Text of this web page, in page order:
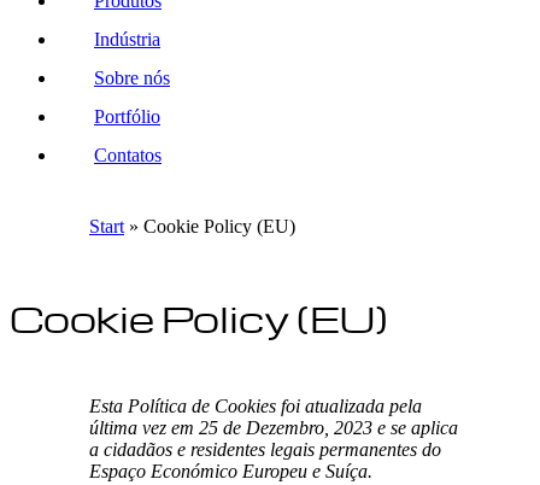
Indústria
Sobre nós
Portfólio
Contatos
Start » Cookie Policy (EU)
Cookie Policy (EU)
Esta Política de Cookies foi atualizada pela
última vez em 25 de Dezembro, 2023 e se aplica
a cidadãos e residentes legais permanentes do
Espaço Económico Europeu e Suíça.